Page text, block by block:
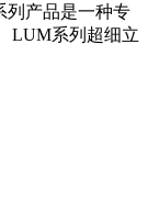
列产品是一种专
LUM系列超细立